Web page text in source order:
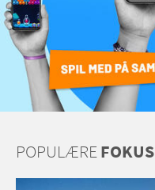
POPULÆREFOKUS